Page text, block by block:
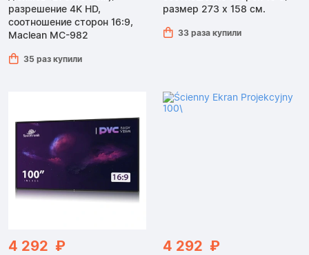
разрешение 4K HD,
соотношение сторон 16:9,
Maclean MC-982
35 раз купили
размер 273 x 158 см.
33 раза купили
4 292 ₽ 4 292 ₽